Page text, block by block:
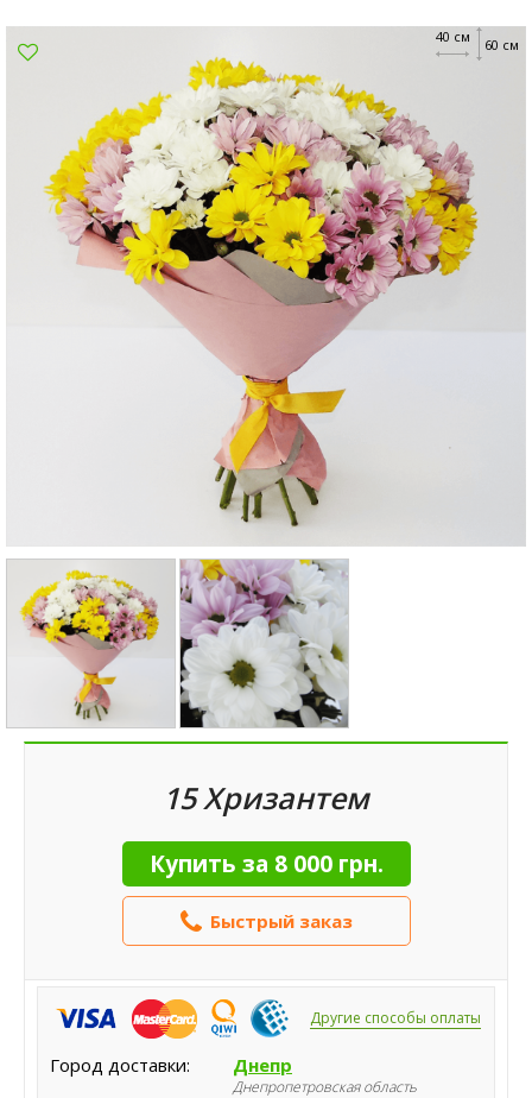
Ровно
Херсон
60 см
40 см
15 Хризантем
Купить за 8 000 грн.
Быстрый заказ
Другие способы оплаты
Город доставки: Днепр
Днепропетровская область